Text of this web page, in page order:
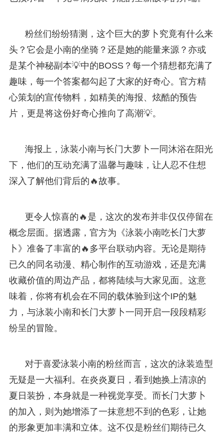
粉丝们纷纷猜测，这个巨大的萝卜究竟有什么来
头？它会是小南的坐骑？还是她的能量来源？亦或
是某个神秘副本💡中的BOSS？每一个猜想都充满了
趣味，每一个答案都勾起了大家的好奇心。官方精
心策划的宣传物料，如精美的海报、炫酷的预告
片，更是将这份好奇心推向了高潮💡。
海报上，泳装小南与长门大萝卜一同沐浴在阳光
下，他们的互动充满了温馨与趣味，让人忍不住想
深入了解他们背后的🔥故事。
更令人惊喜的🔥是，这次的发布并非仅仅停留在
概念层面。据透露，官方为《泳装小南吃长门大萝
卜》准备了丰富的🔥多平台联动内容。无论是期待
已久的同名动漫、精心制作的互动游戏，还是充满
收藏价值的周边产品，都将陆续与大家见面。这意
味着，你将有机会在不同的载体验到这个IP的魅
力，与泳装小南和长门大萝卜一同开启一段段精彩
纷呈的冒险。
对于喜爱泳装小南的粉丝而言，这次的泳装造型
无疑是一大福利。在炎炎夏日，看到她换上清凉的
夏日装扮，本身就是一种视觉享受。而长门大萝卜
的加入，则为她增添了一抹意想不到的色彩，让她
的形象更加丰满和立体。这不仅是粉丝们期待已久